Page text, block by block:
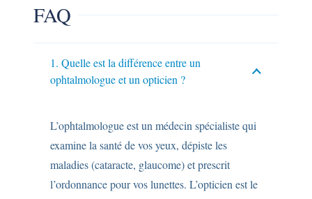
FAQ
1. Quelle est la différence entre un
ophtalmologue et un opticien ?
L’ophtalmologue est un médecin spécialiste qui
examine la santé de vos yeux, dépiste les
maladies (cataracte, glaucome) et prescrit
l’ordonnance pour vos lunettes. L’opticien est le